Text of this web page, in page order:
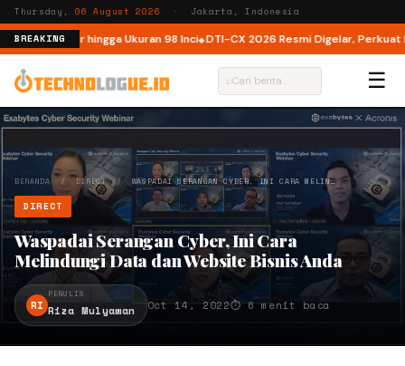
Thursday,06 August 2026 · Jakarta, Indonesia
BREAKING
Hadir hingga Ukuran 98 Inci DTI-CX 2026 Resmi Digelar, Perkuat
⌕ ☰
BERANDA /DIRECT/ WASPADAI SERANGAN CYBER, INI CARA MELIN…
DIRECT
Waspadai Serangan Cyber, Ini Cara
Melindungi Data dan Website Bisnis Anda
RI
PENULIS
Riza Mulyawan Oct 14, 2022⏱ 6 menit baca